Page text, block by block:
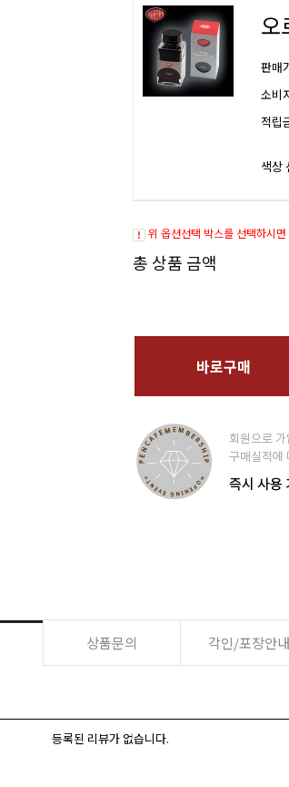
오
판매
소비
적립
색상
위 옵션선택 박스를 선택하시
총 상품 금액
바로구매
상품문의 각인/포장안내
등록된 리뷰가 없습니다.